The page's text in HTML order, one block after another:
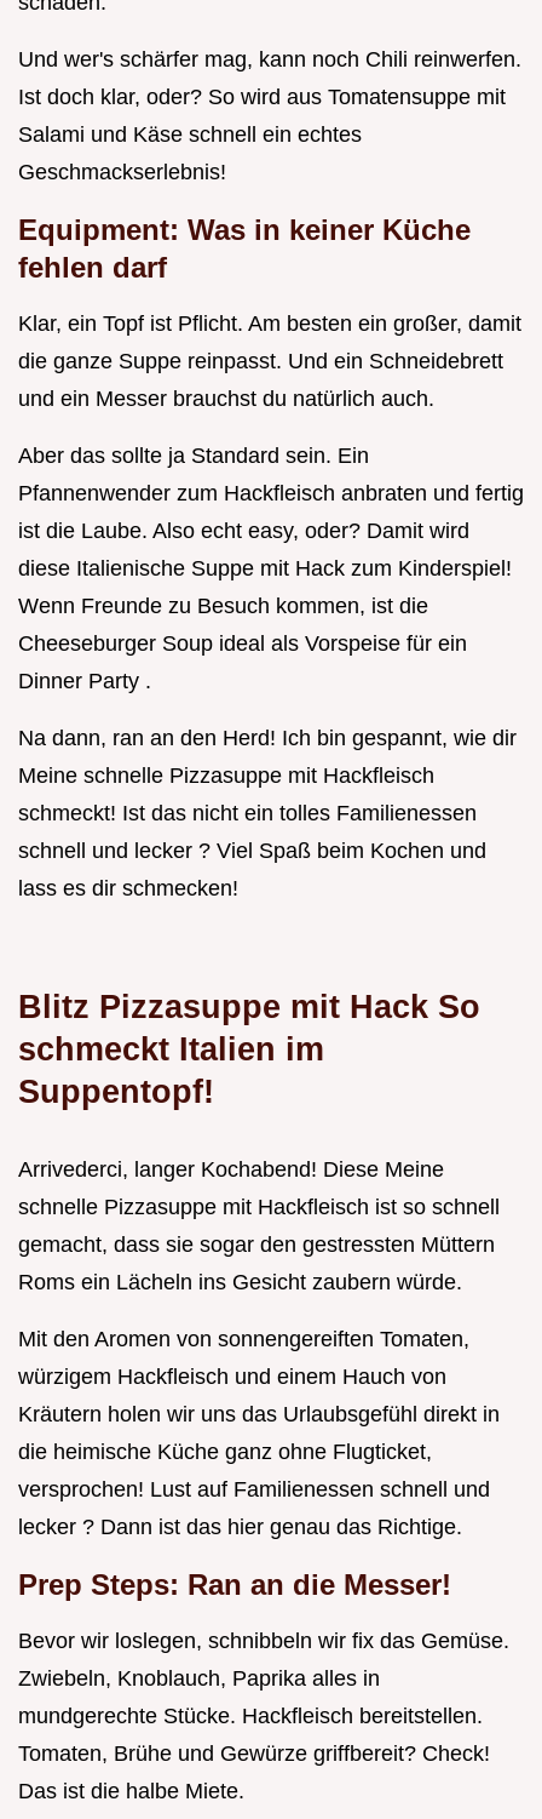
Und wer's schärfer mag, kann noch Chili reinwerfen.
Ist doch klar, oder? So wird aus Tomatensuppe mit
Salami und Käse schnell ein echtes
Geschmackserlebnis!
Equipment: Was in keiner Küche
fehlen darf
Klar, ein Topf ist Pflicht. Am besten ein großer, damit
die ganze Suppe reinpasst. Und ein Schneidebrett
und ein Messer brauchst du natürlich auch.
Aber das sollte ja Standard sein. Ein
Pfannenwender zum Hackfleisch anbraten und fertig
ist die Laube. Also echt easy, oder? Damit wird
diese Italienische Suppe mit Hack zum Kinderspiel!
Wenn Freunde zu Besuch kommen, ist die
Cheeseburger Soup ideal als Vorspeise für ein
Dinner Party .
Na dann, ran an den Herd! Ich bin gespannt, wie dir
Meine schnelle Pizzasuppe mit Hackfleisch
schmeckt! Ist das nicht ein tolles Familienessen
schnell und lecker ? Viel Spaß beim Kochen und
lass es dir schmecken!
Blitz Pizzasuppe mit Hack So
schmeckt Italien im
Suppentopf!
Arrivederci, langer Kochabend! Diese Meine
schnelle Pizzasuppe mit Hackfleisch ist so schnell
gemacht, dass sie sogar den gestressten Müttern
Roms ein Lächeln ins Gesicht zaubern würde.
Mit den Aromen von sonnengereiften Tomaten,
würzigem Hackfleisch und einem Hauch von
Kräutern holen wir uns das Urlaubsgefühl direkt in
die heimische Küche ganz ohne Flugticket,
versprochen! Lust auf Familienessen schnell und
lecker ? Dann ist das hier genau das Richtige.
Prep Steps: Ran an die Messer!
Bevor wir loslegen, schnibbeln wir fix das Gemüse.
Zwiebeln, Knoblauch, Paprika alles in
mundgerechte Stücke. Hackfleisch bereitstellen.
Tomaten, Brühe und Gewürze griffbereit? Check!
Das ist die halbe Miete.